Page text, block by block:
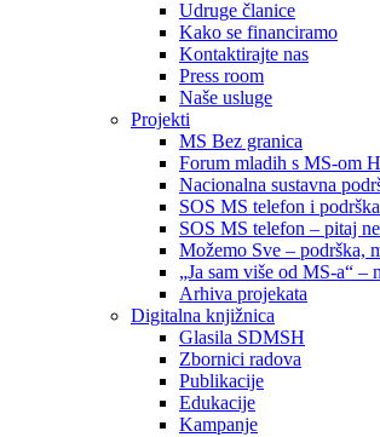
Udruge članice
Kako se financiramo
Kontaktirajte nas
Press room
Naše usluge
Projekti
MS Bez granica
Forum mladih s MS-om
Nacionalna sustavna
SOS MS telefon i
SOS MS telefon – pitaj
Možemo Sve – podrška,
„Ja sam više od MS-a“
Arhiva projekata
Digitalna knjižnica
Glasila SDMSH
Zbornici radova
Publikacije
Edukacije
Kampanje